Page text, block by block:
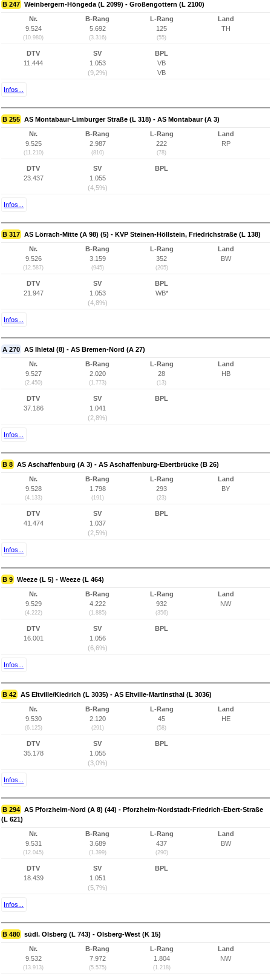
B 247 Weinbergern-Höngeda (L 2099) - Großengottern (L 2100)
Nr.
9.524
(10.980)
B-Rang
5.692
(3.316)
L-Rang
125
(55)
Land
TH
DTV
11.444
SV
1.053
(9,2%)
BPL
VB
VB
Infos...
B 255 AS Montabaur-Limburger Straße (L 318) - AS Montabaur (A 3)
Nr.
9.525
(11.210)
B-Rang
2.987
(810)
L-Rang
222
(78)
Land
RP
DTV
23.437
SV
1.055
(4,5%)
BPL
Infos...
B 317 AS Lörrach-Mitte (A 98) (5) - KVP Steinen-Höllstein, Friedrichstraße (L 138)
Nr.
9.526
(12.587)
B-Rang
3.159
(945)
L-Rang
352
(205)
Land
BW
DTV
21.947
SV
1.053
(4,8%)
BPL
WB*
Infos...
A 270 AS Ihletal (8) - AS Bremen-Nord (A 27)
Nr.
9.527
(2.450)
B-Rang
2.020
(1.773)
L-Rang
28
(13)
Land
HB
DTV
37.186
SV
1.041
(2,8%)
BPL
Infos...
B 8 AS Aschaffenburg (A 3) - AS Aschaffenburg-Ebertbrücke (B 26)
Nr.
9.528
(4.133)
B-Rang
1.798
(191)
L-Rang
293
(23)
Land
BY
DTV
41.474
SV
1.037
(2,5%)
BPL
Infos...
B 9 Weeze (L 5) - Weeze (L 464)
Nr.
9.529
(4.222)
B-Rang
4.222
(1.885)
L-Rang
932
(356)
Land
NW
DTV
16.001
SV
1.056
(6,6%)
BPL
Infos...
B 42 AS Eltville/Kiedrich (L 3035) - AS Eltville-Martinsthal (L 3036)
Nr.
9.530
(6.125)
B-Rang
2.120
(291)
L-Rang
45
(58)
Land
HE
DTV
35.178
SV
1.055
(3,0%)
BPL
Infos...
B 294 AS Pforzheim-Nord (A 8) (44) - Pforzheim-Nordstadt-Friedrich-Ebert-Straße
(L 621)
Nr.
9.531
(12.045)
B-Rang
3.689
(1.399)
L-Rang
437
(290)
Land
BW
DTV
18.439
SV
1.051
(5,7%)
BPL
Infos...
B 480 südl. Olsberg (L 743) - Olsberg-West (K 15)
Nr.
9.532
(13.913)
B-Rang
7.972
(5.575)
L-Rang
1.804
(1.218)
Land
NW